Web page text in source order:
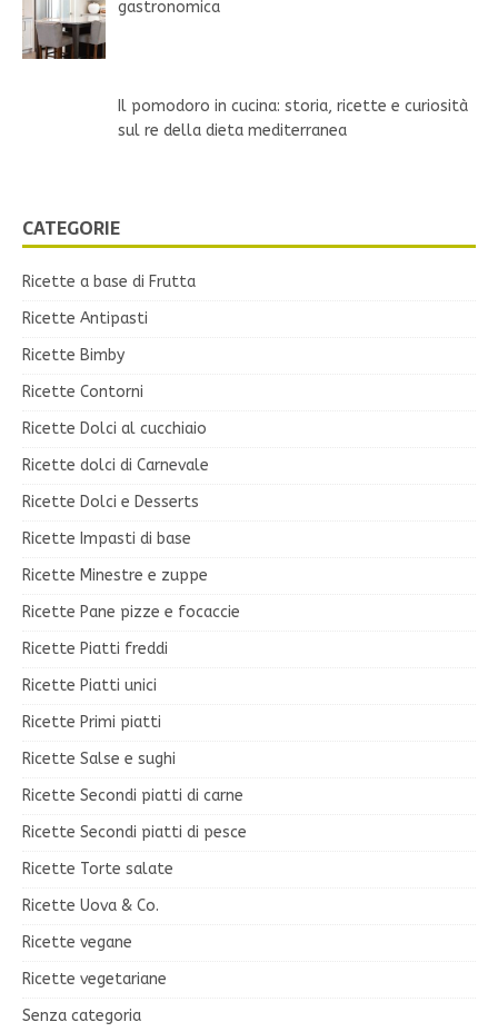
gastronomica
Il pomodoro in cucina: storia, ricette e curiosità
sul re della dieta mediterranea
CATEGORIE
Ricette a base di Frutta
Ricette Antipasti
Ricette Bimby
Ricette Contorni
Ricette Dolci al cucchiaio
Ricette dolci di Carnevale
Ricette Dolci e Desserts
Ricette Impasti di base
Ricette Minestre e zuppe
Ricette Pane pizze e focaccie
Ricette Piatti freddi
Ricette Piatti unici
Ricette Primi piatti
Ricette Salse e sughi
Ricette Secondi piatti di carne
Ricette Secondi piatti di pesce
Ricette Torte salate
Ricette Uova & Co.
Ricette vegane
Ricette vegetariane
Senza categoria